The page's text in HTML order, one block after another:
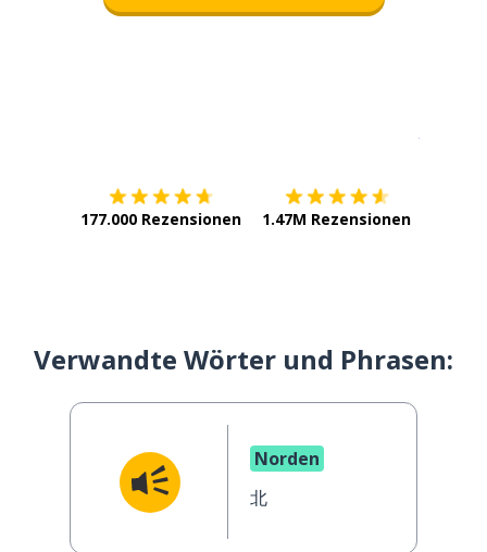
177.000 Rezensionen 1.47M Rezensionen
Verwandte Wörter und Phrasen:
Norden
北